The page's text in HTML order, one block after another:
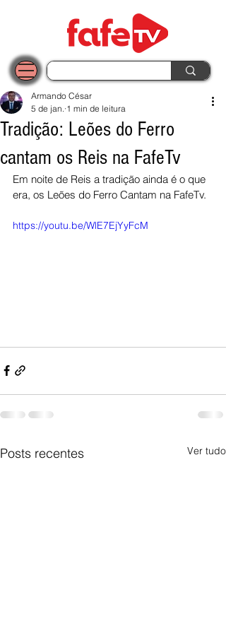
Tradição: Leões do Ferro
cantam os Reis na FafeTv
Armando César
5 de jan. 1 min de leitura
Em noite de Reis a tradição ainda é o que
era, os Leões do Ferro Cantam na FafeTv.
https://youtu.be/WlE7EjYyFcM
Posts recentes Ver tudo